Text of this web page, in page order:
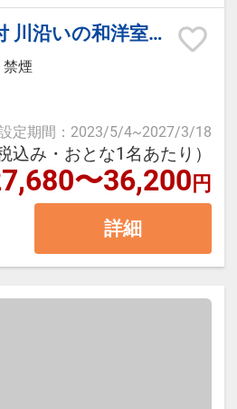
グをご用意しておりま
～9:00（最終入場
について】
・ハラル・コーシャ
旅行、ご夫婦・カップ
リー旅行など幅広いお客
の基本プランです。
に囲まれた静かな環境の
旅館ならではのゆったり
きをお過ごしくださ
温泉半露天風呂付 川沿いの和洋室（檜風呂/トイレ付/禁煙）
禁煙
定期間 ： 2023/5/4~2027/3/18
込み・おとな1名あたり）
〜36,200円
詳細